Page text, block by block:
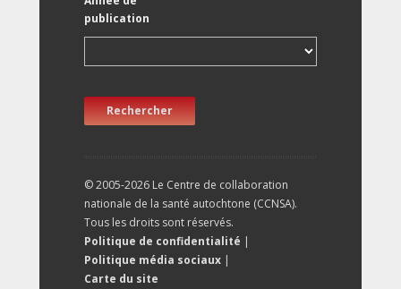
publication
Rechercher
© 2005-2026 Le Centre de collaboration
nationale de la santé autochtone (CCNSA).
Tous les droits sont réservés.
Politique de confidentialité |
Politique média sociaux |
Carte du site